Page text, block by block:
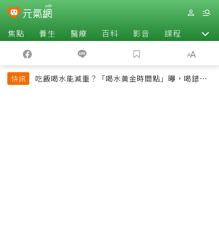
焦點 養生 醫療 百科 影音 課程 退休
快訊
吃飯喝水能減重？「喝水黃金時間點」曝，喝錯時